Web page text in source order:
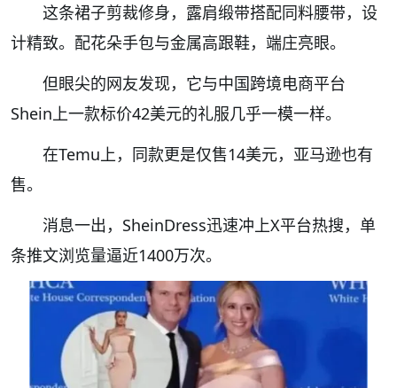
这条裙子剪裁修身，露肩缎带搭配同料腰带，设
计精致。配花朵手包与金属高跟鞋，端庄亮眼。
但眼尖的网友发现，它与中国跨境电商平台
Shein上一款标价42美元的礼服几乎一模一样。
在Temu上，同款更是仅售14美元，亚马逊也有
售。
消息一出，SheinDress迅速冲上X平台热搜，单
条推文浏览量逼近1400万次。